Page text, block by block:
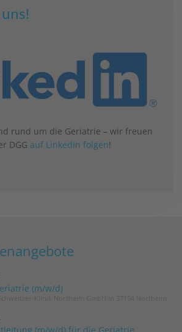
rund um die Geriatrie – wir freuen
DGG auf LinkedIn folgen!
(m/w/d)